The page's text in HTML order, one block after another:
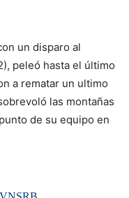
un disparo al
peleó hasta el último
a rematar un ultimo
las montañas
de su equipo en